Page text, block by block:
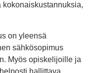
on yleensä
sähkösopimus
Myös opiskelijoille ja
hallittava